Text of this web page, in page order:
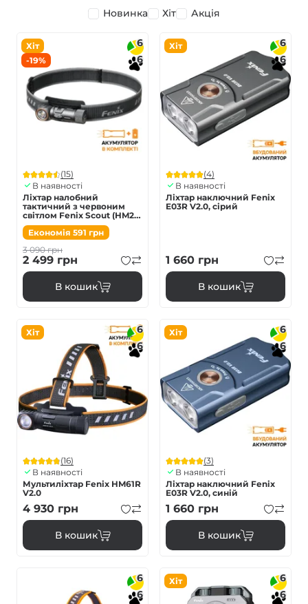
Новинка
Хіт Акція
Хіт
-19%
6
6
(15)
В наявності
Ліхтар налобний
тактичний з червоним
світлом Fenix Scout (HM23
V2.0) | Лімітована серія
Економія 591 грн
3 090грн
2 499 грн
В кошик
Хіт
6
6
(4)
В наявності
Ліхтар наключний Fenix
E03R V2.0, сірий
1 660 грн
В кошик
Хіт
6
6
(16)
В наявності
Мультиліхтар Fenix HM61R
V2.0
4 930 грн
В кошик
Хіт
6
6
(3)
В наявності
Ліхтар наключний Fenix
E03R V2.0, синій
1 660 грн
В кошик
6
6
Хіт
6
6